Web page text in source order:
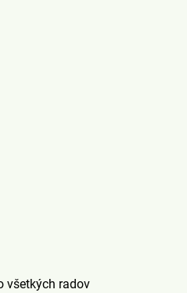
všetkých radov